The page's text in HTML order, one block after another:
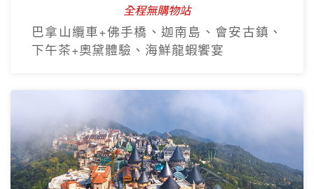
全程無購物站
巴拿山纜車+佛手橋、迦南島、會安古鎮、
下午茶+奧黛體驗、海鮮龍蝦饗宴